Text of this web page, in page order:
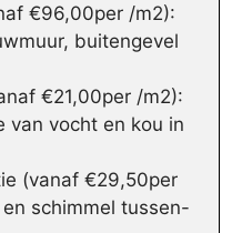
€96,00per /m2):
buitengevel
€21,00per /m2):
van vocht en kou in
(vanaf €29,50per
schimmel tussen-